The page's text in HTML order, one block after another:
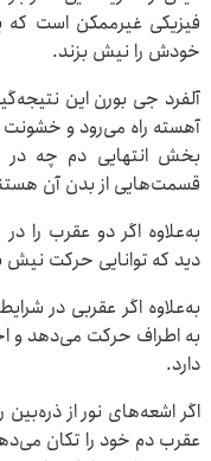
فیزیکی غیرممکن است که
خودش را نیش بزند.
آلفرد جی بورن این
آهسته راه می‌رود و خشونت
بخش انتهایی دم چه
قسمت‌هایی از بدن آن
به‌علاوه اگر دو عقرب را
دید که توانایی حرکت
به‌علاوه اگر عقربی در
به اطراف حرکت می‌دهد و
دارد.
اگر اشعه‌های نور از
عقرب دم خود را تکان